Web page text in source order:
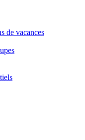
de vacances